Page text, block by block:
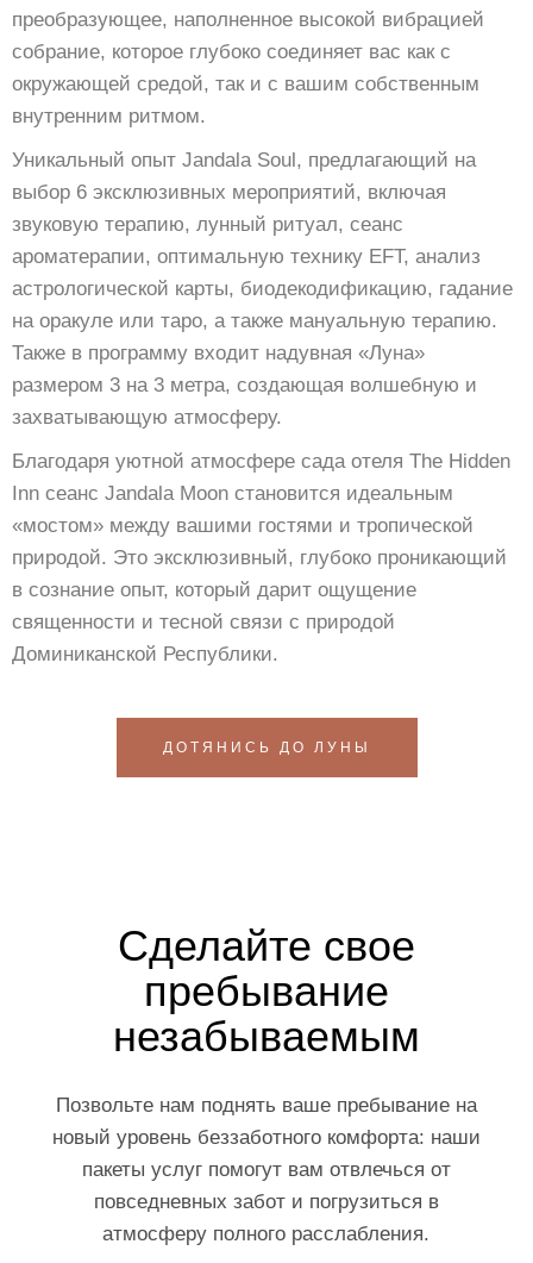
преобразующее, наполненное высокой вибрацией
собрание, которое глубоко соединяет вас как с
окружающей средой, так и с вашим собственным
внутренним ритмом.
Уникальный опыт Jandala Soul, предлагающий на
выбор 6 эксклюзивных мероприятий, включая
звуковую терапию, лунный ритуал, сеанс
ароматерапии, оптимальную технику EFT, анализ
астрологической карты, биодекодификацию, гадание
на оракуле или таро, а также мануальную терапию.
Также в программу входит надувная «Луна»
размером 3 на 3 метра, создающая волшебную и
захватывающую атмосферу.
Благодаря уютной атмосфере сада отеля The Hidden
Inn сеанс Jandala Moon становится идеальным
«мостом» между вашими гостями и тропической
природой. Это эксклюзивный, глубоко проникающий
в сознание опыт, который дарит ощущение
священности и тесной связи с природой
Доминиканской Республики.
ДОТЯНИСЬ ДО ЛУНЫ
Сделайте свое
пребывание
незабываемым
Позвольте нам поднять ваше пребывание на
новый уровень беззаботного комфорта: наши
пакеты услуг помогут вам отвлечься от
повседневных забот и погрузиться в
атмосферу полного расслабления.